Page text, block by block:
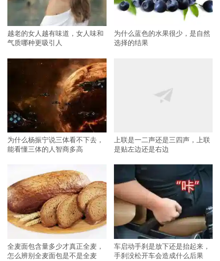
越老的女人越有味道，女人味和
气质哪种更吸引人
为什么蓝色的水果很少，是自然
选择的结果
为什么杨振宁说三体看不下去，
能看懂三体的人智商多高
上联是一二声还是三四声，上联
是贴左边还是右边
全麦面包含量多少才真正全麦，
怎么辨别全麦面包是不是全麦
车启动手刹是放下还是抬起来，
手刹没松开车会造成什么后果